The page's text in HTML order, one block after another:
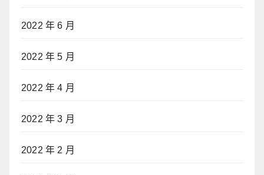
2022 年 6 月
2022 年 5 月
2022 年 4 月
2022 年 3 月
2022 年 2 月